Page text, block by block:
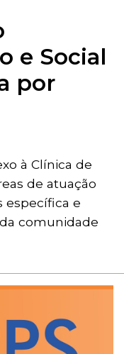
e Social
por
à Clínica de
de atuação
específica e
comunidade